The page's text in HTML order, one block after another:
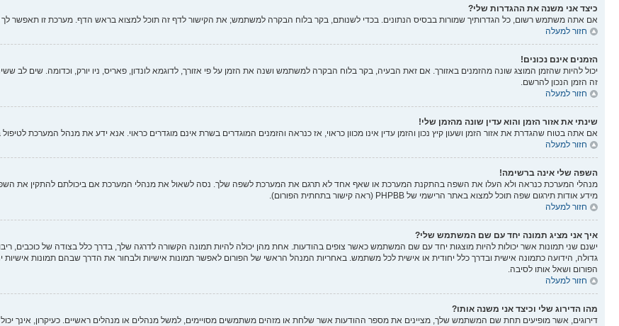
כיצד אני משנה את ההגדרות שלי?
אם אתה משתמש רשום, כל הגדרותיך שמורות בבסיס הנתונים. בכדי לשנותם, בקר בלוח הבקרה למשתמש; את הקישור לדף זה תוכל למצוא בראש הדף. מערכת זו תאפשר לך
חזור למעלה
הזמנים אינם נכונים!
יכול להיות שהזמן המוצג שונה מהזמנים באזורך. אם זאת הבעיה, בקר בלוח הבקרה למשתמש ושנה את הזמן על פי אזורך, לדוגמא לונדון, פאריס, ניו יורק, וכדומה. שים לב
זה הזמן הנכון להרשם.
חזור למעלה
שינתי את אזור הזמן והוא עדין שונה מהזמן שלי!
אם אתה בטוח שהגדרת את אזור הזמן ושעון קיץ נכון והזמן עדין אינו מכוון כראוי, אז כנראה והזמנים המוגדרים בשרת אינם מוגדרים כראוי. אנא ידע את מנהל המערכת לטיפול
חזור למעלה
השפה שלי אינה ברשימה!
מנהלי המערכת כנראה ולא העלו את השפה בהתקנת המערכת או שאף אחד לא תרגם את המערכת לשפה שלך. נסה לשאול את מנהלי המערכת אם ביכולתם להתקין את
מידע אודות תירגום שפה תוכל למצוא באתר הרישמי של PHPBB (ראה קישור בתחתית הפורום).
חזור למעלה
איך אני מציג תמונה יחד עם שם המשתמש שלי?
ישנם שני תמונות אשר יכולות להיות מוצגות יחד עם שם המשתמש כאשר צופים בהודעות. אחת מהן יכולה להיות תמונה הקשורה לדרגה שלך, בדרך כלל בצודה של כוכבים,
גדולה, הידועה כתמונה אישית ובדרך כלל יחודית או אישית לכל משתמש. באחריות המנהל הראשי של הפורום לאפשר תמונות אישיות ולבחור את הדרך שבהם תמונות
הפורום ושאל אותו לסיבה.
חזור למעלה
מהו הדירוג שלי וכיצד אני משנה אותו?
דירוגים, אשר מופיעים תחת שם המשתמש שלך, מציינים את מספר ההודעות אשר שלחת או מזהים משתמשים מסויימים, למשל מנהלים או מנהלים ראשיים. כעיקרון, אינך